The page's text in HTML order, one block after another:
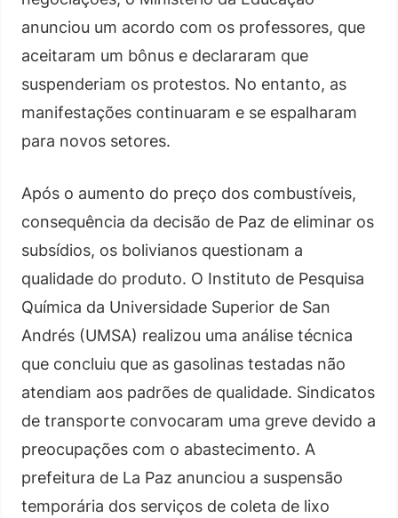
anunciou um acordo com os professores, que
aceitaram um bônus e declararam que
suspenderiam os protestos. No entanto, as
manifestações continuaram e se espalharam
para novos setores.
Após o aumento do preço dos combustíveis,
consequência da decisão de Paz de eliminar os
subsídios, os bolivianos questionam a
qualidade do produto. O Instituto de Pesquisa
Química da Universidade Superior de San
Andrés (UMSA) realizou uma análise técnica
que concluiu que as gasolinas testadas não
atendiam aos padrões de qualidade. Sindicatos
de transporte convocaram uma greve devido a
preocupações com o abastecimento. A
prefeitura de La Paz anunciou a suspensão
temporária dos serviços de coleta de lixo